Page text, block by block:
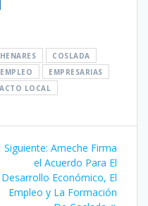
COSLADA
EMPLEO
EMPRESARIAS
LOCAL
Siguiente: Siguiente
entrada:
Ameche Firma
el Acuerdo Para El
Desarrollo Económico, El
Empleo y La Formación